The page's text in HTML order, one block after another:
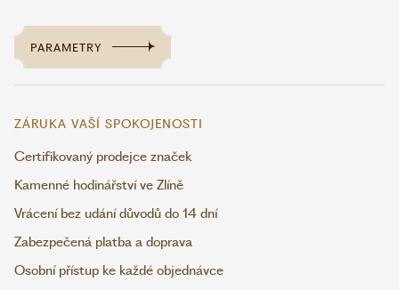
PARAMETRY
ZÁRUKA VAŠÍ SPOKOJENOSTI
Certifikovaný prodejce značek
Kamenné hodinářství ve Zlíně
Vrácení bez udání důvodů do 14 dní
Zabezpečená platba a doprava
Osobní přístup ke každé objednávce